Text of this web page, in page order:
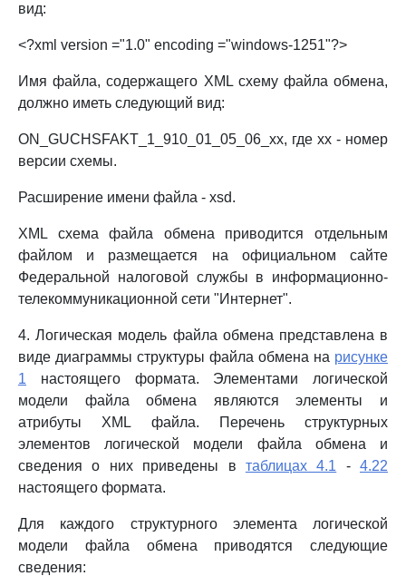
вид:
<?xml version ="1.0" encoding ="windows-1251"?>
Имя файла, содержащего XML схему файла обмена,
должно иметь следующий вид:
ON_GUCHSFAKT_1_910_01_05_06_xx, где xx - номер
версии схемы.
Расширение имени файла - xsd.
XML схема файла обмена приводится отдельным
файлом и размещается на официальном сайте
Федеральной налоговой службы в информационно-
телекоммуникационной сети "Интернет".
4. Логическая модель файла обмена представлена в
виде диаграммы структуры файла обмена на рисунке
1 настоящего формата. Элементами логической
модели файла обмена являются элементы и
атрибуты XML файла. Перечень структурных
элементов логической модели файла обмена и
сведения о них приведены в таблицах 4.1 - 4.22
настоящего формата.
Для каждого структурного элемента логической
модели файла обмена приводятся следующие
сведения: